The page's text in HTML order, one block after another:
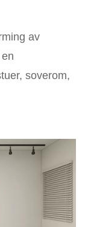
av
soverom,